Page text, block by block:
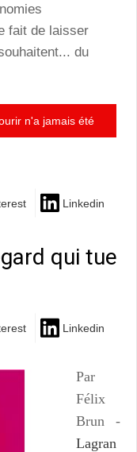
fait de laisser
du
n'a jamais été
Linkedin
qui tue
Linkedin
Par
Félix
Brun -
Lagran